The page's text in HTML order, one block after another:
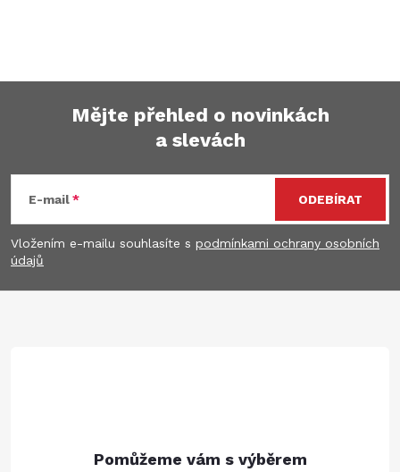
p
a
Mějte přehled o novinkách
a slevách
E-mail
Vložením e-mailu souhlasíte s podmínkami ochrany osobních
údajů
ODEBÍRAT